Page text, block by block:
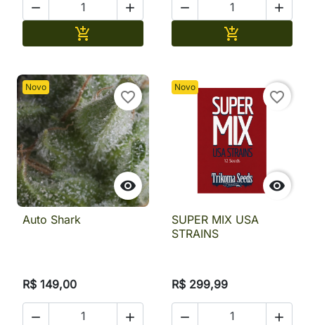
 

 

Novo

favorite_border
Auto Shark
R$ 149,00
 
Novo

favorite_border
SUPER MIX USA
STRAINS
R$ 299,99
 